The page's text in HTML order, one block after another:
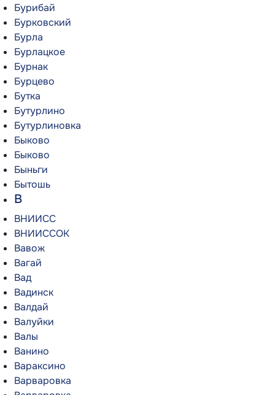
Бурибай
Бурковский
Бурла
Бурлацкое
Бурнак
Бурцево
Бутка
Бутурлино
Бутурлиновка
Быково
Быково
Быньги
Бытошь
В
ВНИИСС
ВНИИССОК
Вавож
Вагай
Вад
Вадинск
Валдай
Валуйки
Валы
Ванино
Вараксино
Варваровка